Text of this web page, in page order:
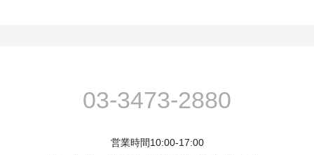
03-3473-2880
営業時間10:00-17:00